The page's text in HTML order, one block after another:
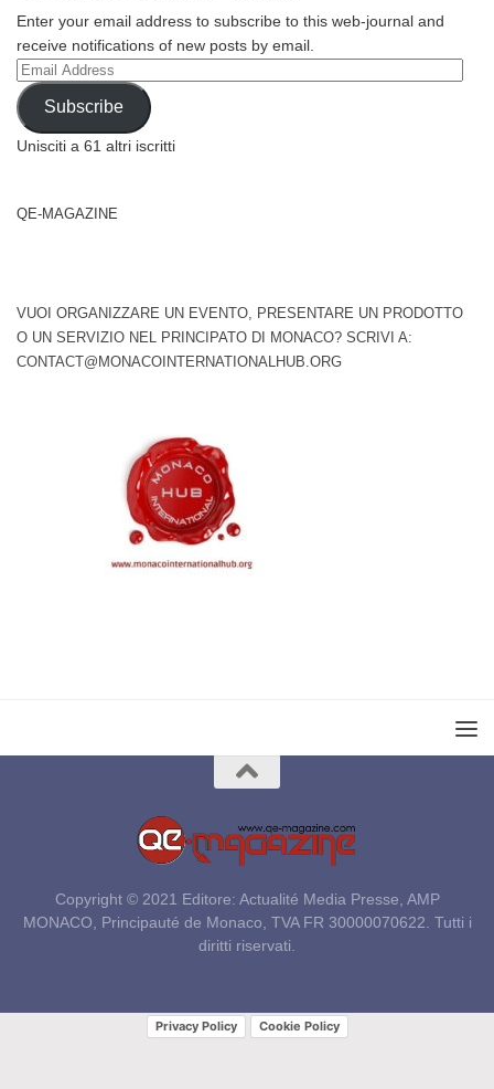
Enter your email address to subscribe to this web-journal and
receive notifications of new posts by email.
Email
Address
Subscribe
Unisciti a 61 altri iscritti
QE-MAGAZINE
VUOI ORGANIZZARE UN EVENTO, PRESENTARE UN PRODOTTO
O UN SERVIZIO NEL PRINCIPATO DI MONACO? SCRIVI A:
CONTACT@MONACOINTERNATIONALHUB.ORG
Copyright © 2021 Editore: Actualité Media Presse, AMP
MONACO, Principauté de Monaco, TVA FR 30000070622. Tutti i
diritti riservati.
Privacy Policy Cookie Policy